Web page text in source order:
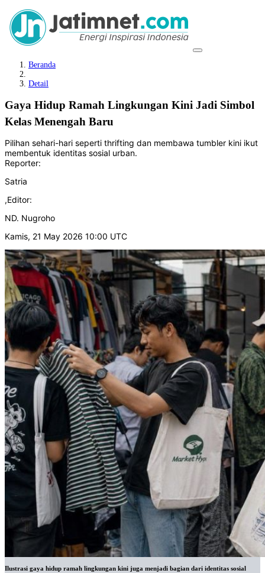
Beranda
Detail
Gaya Hidup Ramah Lingkungan Kini Jadi Simbol
Kelas Menengah Baru
Pilihan sehari-hari seperti thrifting dan membawa tumbler kini ikut
membentuk identitas sosial urban.
Reporter:
Satria
,Editor:
ND. Nugroho
Kamis, 21 May 2026 10:00 UTC
Ilustrasi gaya hidup ramah lingkungan kini juga menjadi bagian dari identitas sosial